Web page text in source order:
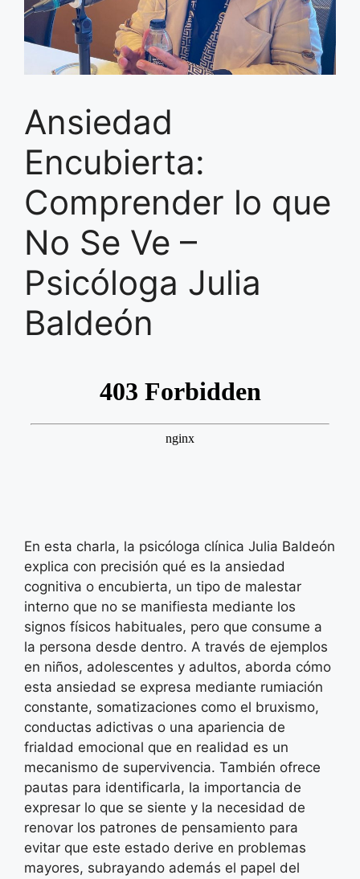
Ansiedad
Encubierta:
Comprender lo que
No Se Ve –
Psicóloga Julia
Baldeón
En esta charla, la psicóloga clínica Julia Baldeón
explica con precisión qué es la ansiedad
cognitiva o encubierta, un tipo de malestar
interno que no se manifiesta mediante los
signos físicos habituales, pero que consume a
la persona desde dentro. A través de ejemplos
en niños, adolescentes y adultos, aborda cómo
esta ansiedad se expresa mediante rumiación
constante, somatizaciones como el bruxismo,
conductas adictivas o una apariencia de
frialdad emocional que en realidad es un
mecanismo de supervivencia. También ofrece
pautas para identificarla, la importancia de
expresar lo que se siente y la necesidad de
renovar los patrones de pensamiento para
evitar que este estado derive en problemas
mayores, subrayando además el papel del